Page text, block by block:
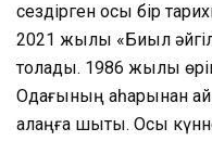
сездірген осы бір
2021 жылы «Биыл
толады. 1986 жылы
Одағының қаһарынан
алаңға шықты. Осы